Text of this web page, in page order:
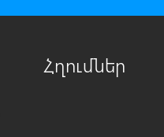
Հղումներ